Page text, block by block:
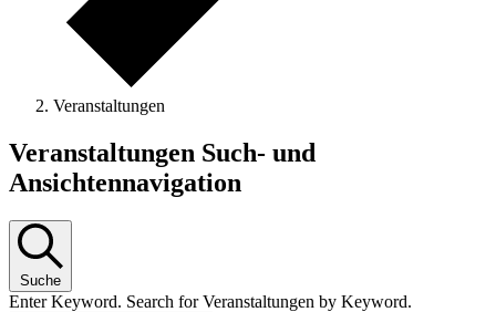
Veranstaltungen
Veranstaltungen
for
November
2025
Veranstaltungen Such- und
Ansichtennavigation
Suche
Enter Keyword. Search for Veranstaltungen by Keyword.